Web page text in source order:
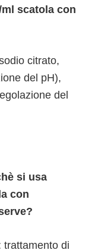
scatola con
citrato,
del pH),
del
si usa
con
trattamento di